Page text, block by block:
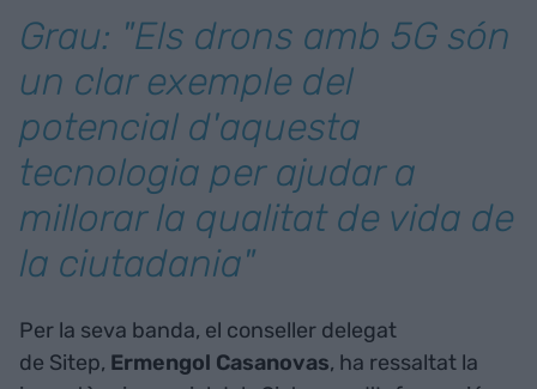
Grau: "Els drons amb 5G són
un clar exemple del
potencial d'aquesta
tecnologia per ajudar a
millorar la qualitat de vida de
la ciutadania"
Per la seva banda, el conseller delegat
de Sitep, Ermengol Casanovas, ha ressaltat la